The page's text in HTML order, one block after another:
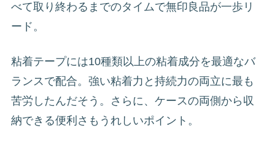
べて取り終わるまでのタイムで無印良品が一歩リ
ード。
粘着テープには10種類以上の粘着成分を最適なバ
ランスで配合。強い粘着力と持続力の両立に最も
苦労したんだそう。さらに、ケースの両側から収
納できる便利さもうれしいポイント。